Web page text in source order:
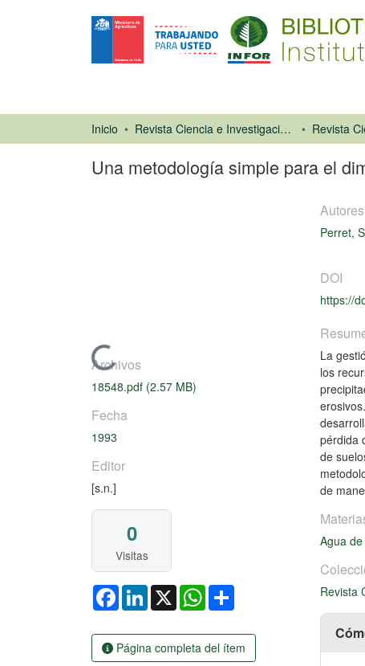
Inicio Revista Ciencia e Investigación Forestal (CIFOR)
Una metodología simple para el
Cargando...
Archivos
18548.pdf (2.57 MB)
Fecha
1993
Editor
[s.n.]
0
Visitas
FacebookLinkedIn
X WhatsApp
Página completa del ítem
Autores
Perret,
DOI
https://
La
los
pérdida
de
de
Agua
Revista